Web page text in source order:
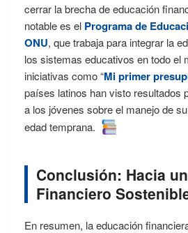
cerrar la brecha de educación
notable es el Programa de
ONU, que trabaja para integrar la
los sistemas educativos en todo el
iniciativas como “Mi primer
países latinos han visto resultados
a los jóvenes sobre el manejo de
edad temprana.
Conclusión: Hacia
Financiero
En resumen, la educación